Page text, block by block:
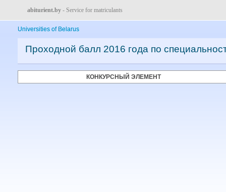
abiturient.by - Service for matriculants
Universities of Belarus
Проходной балл 2016 года по
КОНКУРСНЫЙ ЭЛЕМЕНТ